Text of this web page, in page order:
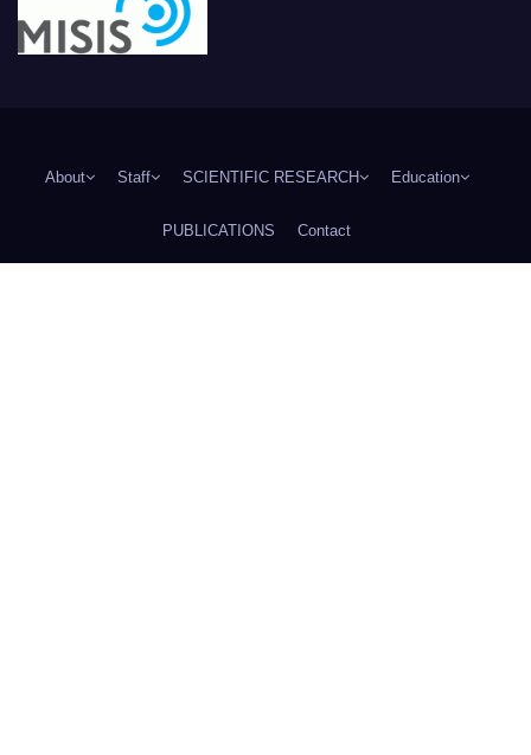
About Staff SCIENTIFIC RESEARCH Education
PUBLICATIONS Contact